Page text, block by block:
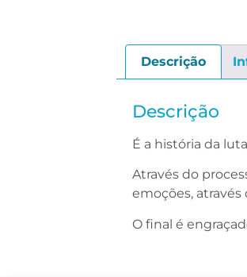
Descrição
Descrição
É a história da
Através do
emoções, através
O final é